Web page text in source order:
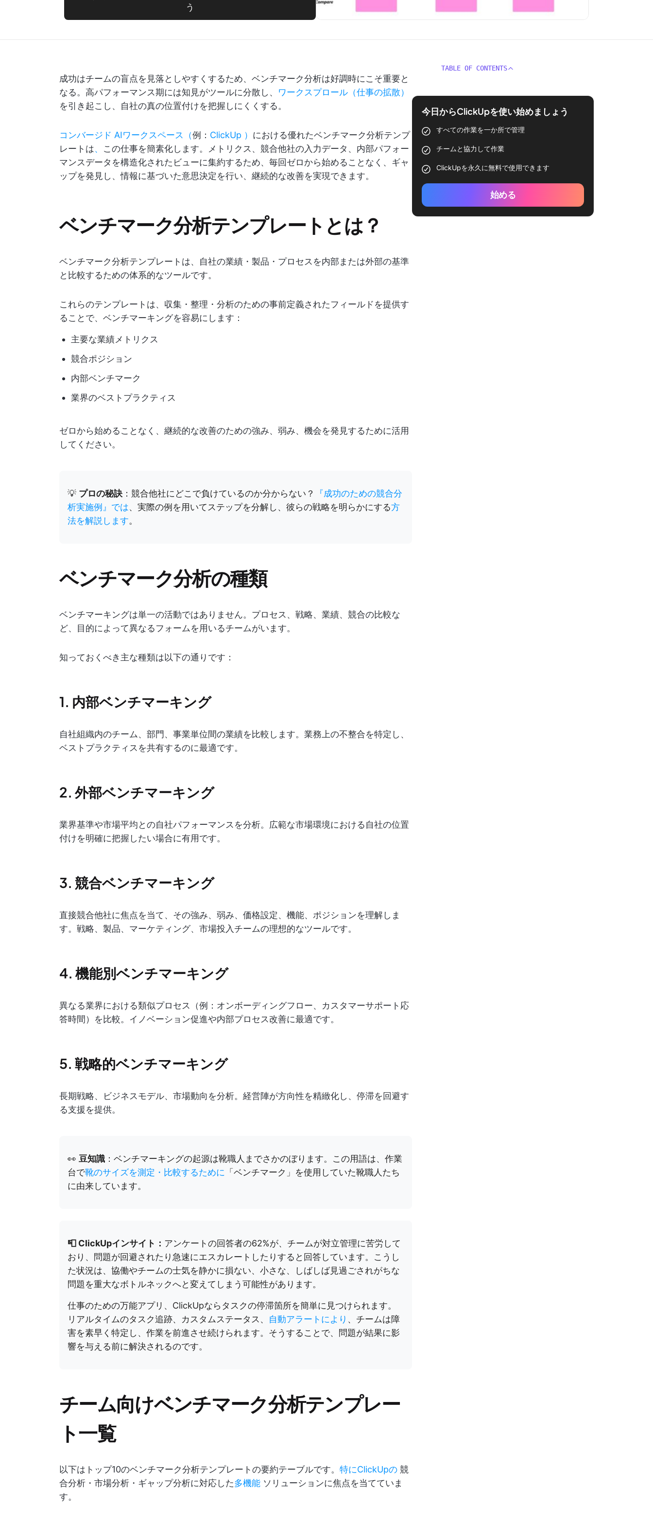
う
成功はチームの盲点を見落としやすくするため、ベンチマーク分析は好調時にこそ重要と
なる。高パフォーマンス期には知見がツールに分散し、 ワークスプロール（仕事の拡散）
を引き起こし、自社の真の位置付けを把握しにくくする。
コンバージド AIワークスペース（例： ClickUp ） における優れたベンチマーク分析テンプ
レートは、 この仕事を簡素化します。メトリクス、競合他社の入力データ、内部パフォー
マンスデータを構造化されたビューに集約するため、毎回ゼロから始めることなく、ギャ
ップを発見し、情報に基づいた意思決定を行い、継続的な改善を実現できます。
ベンチマーク分析テンプレートとは？
ベンチマーク分析テンプレートは、自社の業績・製品・プロセスを内部または外部の基準
と比較するための体系的なツールです。
これらのテンプレートは、収集・整理・分析のための事前定義されたフィールドを提供す
ることで、ベンチマーキングを容易にします：
主要な業績メトリクス
競合ポジション
内部ベンチマーク
業界のベストプラクティス
ゼロから始めることなく、継続的な改善のための強み、弱み、機会を発見するために活用
してください。
💡 プロの秘訣 ：競合他社にどこで負けているのか分からない？
『成功のための競合分
析実施例』では、実際の例を用いてステップを分解し、彼らの戦略を明らかにする方
法を解説します。
ベンチマーク分析の種類
ベンチマーキングは単一の活動ではありません。プロセス、戦略、業績、競合の比較な
ど、目的によって異なるフォームを用いるチームがいます。
知っておくべき主な種類は以下の通りです：
1. 内部ベンチマーキング
自社組織内のチーム、部門、事業単位間の業績を比較します。業務上の不整合を特定し、
ベストプラクティスを共有するのに最適です。
2. 外部ベンチマーキング
業界基準や市場平均との自社パフォーマンスを分析。広範な市場環境における自社の位置
付けを明確に把握したい場合に有用です。
3. 競合ベンチマーキング
直接競合他社に焦点を当て、その強み、弱み、価格設定、機能、ポジションを理解しま
す。戦略、製品、マーケティング、市場投入チームの理想的なツールです。
4. 機能別ベンチマーキング
異なる業界における類似プロセス（例：オンボーディングフロー、カスタマーサポート応
答時間）を比較。イノベーション促進や内部プロセス改善に最適です。
5. 戦略的ベンチマーキング
長期戦略、ビジネスモデル、市場動向を分析。経営陣が方向性を精緻化し、停滞を回避す
る支援を提供。
👀 豆知識 ：ベンチマーキングの起源は靴職人までさかのぼります。この用語は、作業
台で靴のサイズを測定・比較するために 「ベンチマーク」を使用していた靴職人たち
に由来しています。
📮 ClickUpインサイト： アンケートの回答者の62%が、チームが対立管理に苦労して
おり、問題が回避されたり急速にエスカレートしたりすると回答しています。こうし
た状況は、協働やチームの士気を静かに損ない、小さな、しばしば見過ごされがちな
問題を重大なボトルネックへと変えてしまう可能性があります。
仕事のための万能アプリ、ClickUpならタスクの停滞箇所を簡単に見つけられます。
リアルタイムのタスク追跡、カスタムステータス、 自動アラートにより 、チームは障
害を素早く特定し、作業を前進させ続けられます。そうすることで、問題が結果に影
響を与える前に解決されるのです。
チーム向けベンチマーク分析テンプレー
ト一覧
以下はトップ10のベンチマーク分析テンプレートの要約テーブルです。 特にClickUpの 競
合分析・市場分析・ギャップ分析に対応した多機能 ソリューションに焦点を当てていま
す。
TABLE OF CONTENTS
今日からClickUpを使い始めましょう
すべての作業を一か所で管理
チームと協力して作業
ClickUpを永久に無料で使用できます
始める